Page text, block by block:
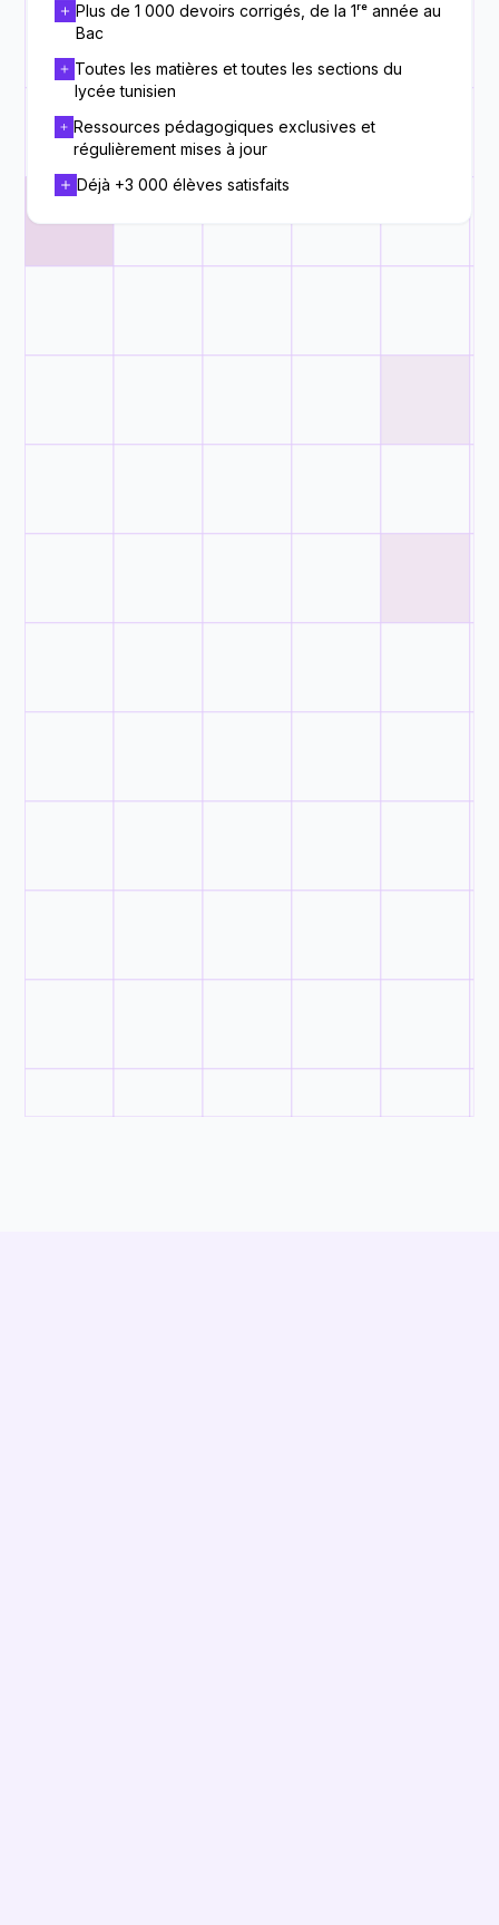
Plus de 1 000 devoirs corrigés, de la 1ʳᵉ année au
Bac
Toutes les matières et toutes les sections du
lycée tunisien
Ressources pédagogiques exclusives et
régulièrement mises à jour
Déjà +3 000 élèves satisfaits